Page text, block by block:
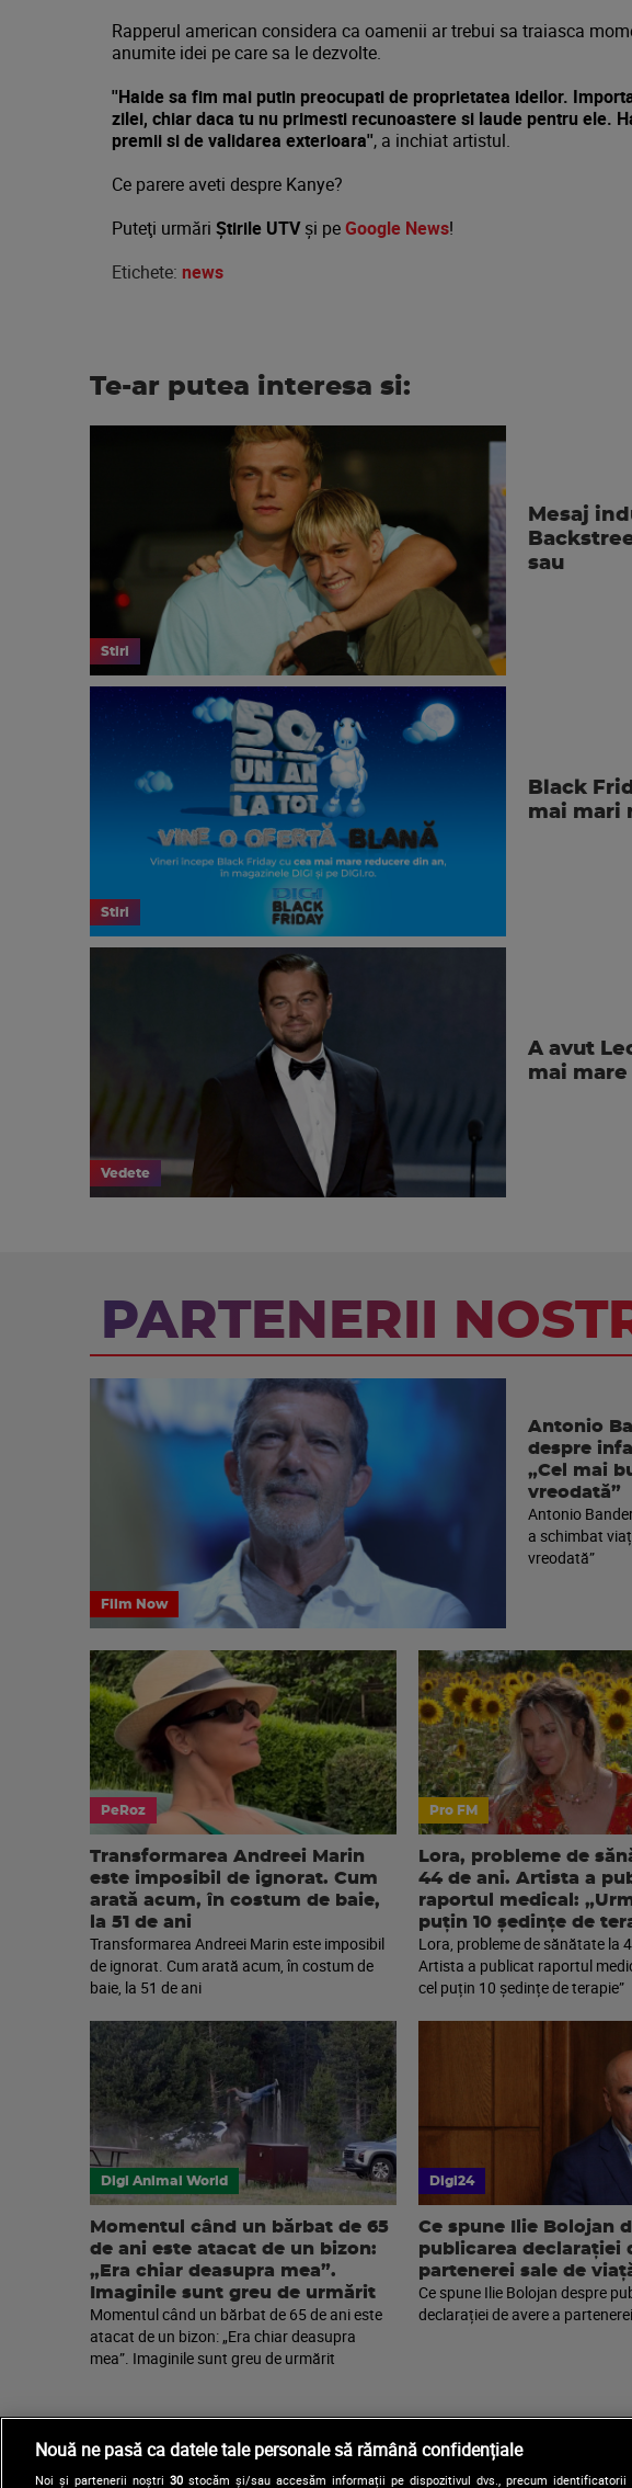
Rapperul american considera ca oamenii ar trebui sa traiasca
anumite idei pe care sa le dezvolte.
''Haide sa fim mai putin preocupati de proprietatea ideilor.
zilei, chiar daca tu nu primesti recunoastere si laude pentru ele.
premii si de validarea exterioara'', a inchiat artistul.
Ce parere aveti despre Kanye?
Puteţi urmări Știrile UTVşi peGoogle News!
Etichete: news
Te-ar putea interesa si:
Stiri
Mesaj
sau
Stiri
Black
mai mari
Vedete
A avut
mai mare
PARTENERII
Film Now
Antonio
despre
„Cel mai
vreodată”
Antonio
a schimbat
vreodată”
PeRoz
Transformarea Andreei Marin
este imposibil de ignorat. Cum
arată acum, în costum de baie,
la 51 de ani
Transformarea Andreei Marin este imposibil
de ignorat. Cum arată acum, în costum de
baie, la 51 de ani
Pro FM
Lora, probleme de
44 de ani. Artista a
raportul medical:
puțin 10 ședințe de
Lora, probleme de sănătate la
Artista a publicat raportul
cel puțin 10 ședințe de terapie”
Digi Animal World
Momentul când un bărbat de 65
de ani este atacat de un bizon:
„Era chiar deasupra mea”.
Imaginile sunt greu de urmărit
Momentul când un bărbat de 65 de ani este
atacat de un bizon: „Era chiar deasupra
mea”. Imaginile sunt greu de urmărit
Digi24
Ce spune Ilie Bolojan
publicarea declarației
partenerei sale de
Ce spune Ilie Bolojan despre
declarației de avere a
Nouă ne pasă ca datele tale personale să rămână confidențiale
Noi și partenerii noștri 30stocăm și/sau accesăm informații pe dispozitivul dvs., precum identificatorii